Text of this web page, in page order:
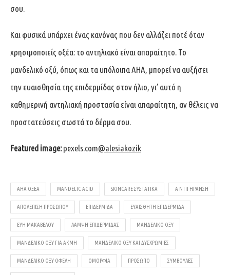
σου.
Και φυσικά υπάρχει ένας κανόνας που δεν αλλάζει ποτέ όταν
χρησιμοποιείς οξέα: το αντηλιακό είναι απαραίτητο. Το
μανδελικό οξύ, όπως και τα υπόλοιπα AHA, μπορεί να αυξήσει
την ευαισθησία της επιδερμίδας στον ήλιο, γι’ αυτό η
καθημερινή αντηλιακή προστασία είναι απαραίτητη, αν θέλεις να
προστατεύσεις σωστά το δέρμα σου.
Featured image:pexels.com@alesiakozik
AHA ΟΞΈΑ MANDELIC ACID SKINCARE ΣΥΣΤΑΤΙΚΆ Α ΝΤΙΓΉΡΑΝΣΗ
ΑΠΟΛΈΠΙΣΗ ΠΡΟΣΏΠΟΥ ΕΠΙΔΕΡΜΊΔΑ ΕΥΑΊΣΘΗΤΗ ΕΠΙΔΕΡΜΊΔΑ
ΕΥΗ ΜΑΚΑΒΕΛΟΥ ΛΆΜΨΗ ΕΠΙΔΕΡΜΊΔΑΣ ΜΑΝΔΕΛΙΚΌ ΟΞΎ
ΜΑΝΔΕΛΙΚΌ ΟΞΎ ΓΙΑ ΑΚΜΉ ΜΑΝΔΕΛΙΚΌ ΟΞΎ ΚΑΙ ΔΥΣΧΡΩΜΊΕΣ
ΜΑΝΔΕΛΙΚΌ ΟΞΎ ΟΦΈΛΗ ΟΜΟΡΦΙΆ ΠΡΌΣΩΠΟ ΣΥΜΒΟΥΛΈΣ